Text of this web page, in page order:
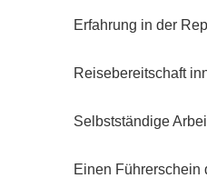
Erfahrung in der
Reisebereitschaft
Selbstständige
Einen Führerschein